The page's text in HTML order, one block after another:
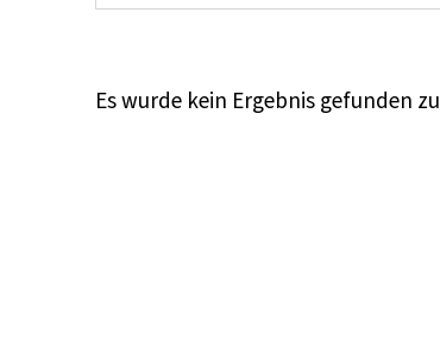
Es wurde kein Ergebnis gefunden zu